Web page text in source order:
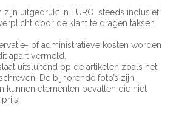
uitgedrukt in EURO, steeds inclusief
door de klant te dragen taksen
of administratieve kosten worden
apart vermeld.
uitsluitend op de artikelen zoals het
De bijhorende foto’s zijn
kunnen elementen bevatten die niet